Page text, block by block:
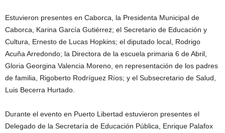
Estuvieron presentes en Caborca, la Presidenta Municipal de
Caborca, Karina García Gutiérrez; el Secretario de Educación y
Cultura, Ernesto de Lucas Hopkins; el diputado local, Rodrigo
Acuña Arredondo; la Directora de la escuela primaria 6 de Abril,
Gloria Georgina Valencia Moreno, en representación de los padres
de familia, Rigoberto Rodríguez Ríos; y el Subsecretario de Salud,
Luis Becerra Hurtado.
Durante el evento en Puerto Libertad estuvieron presentes el
Delegado de la Secretaría de Educación Pública, Enrique Palafox